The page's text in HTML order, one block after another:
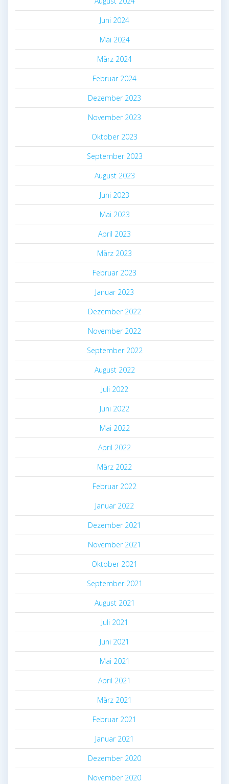
Juni 2024
Mai 2024
März 2024
Februar 2024
Dezember 2023
November 2023
Oktober 2023
September 2023
August 2023
Juni 2023
Mai 2023
April 2023
März 2023
Februar 2023
Januar 2023
Dezember 2022
November 2022
September 2022
August 2022
Juli 2022
Juni 2022
Mai 2022
April 2022
März 2022
Februar 2022
Januar 2022
Dezember 2021
November 2021
Oktober 2021
September 2021
August 2021
Juli 2021
Juni 2021
Mai 2021
April 2021
März 2021
Februar 2021
Januar 2021
Dezember 2020
November 2020